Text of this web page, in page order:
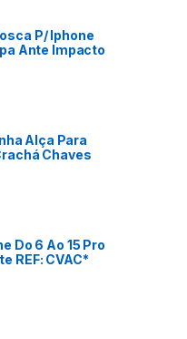
P/ Iphone
Ante Impacto
Alça Para
Chaves
Do 6 Ao 15 Pro
REF: CVAC*